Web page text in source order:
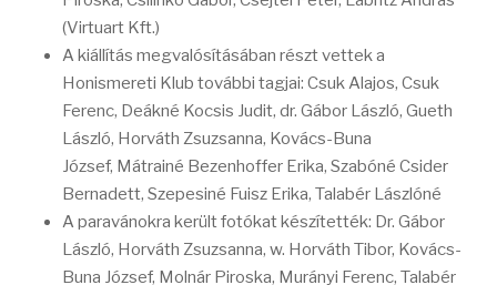
(Virtuart Kft.)
A kiállítás megvalósításában részt vettek a
Honismereti Klub további tagjai: Csuk Alajos, Csuk
Ferenc, Deákné Kocsis Judit, dr. Gábor László, Gueth
László, Horváth Zsuzsanna, Kovács-Buna
József, Mátrainé Bezenhoffer Erika, Szabóné Csider
Bernadett, Szepesiné Fuisz Erika, Talabér Lászlóné
A paravánokra került fotókat készítették: Dr. Gábor
László, Horváth Zsuzsanna, w. Horváth Tibor, Kovács-
Buna József, Molnár Piroska, Murányi Ferenc, Talabér